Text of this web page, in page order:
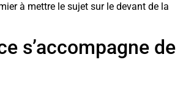
à mettre le sujet sur le devant de la
s’accompagne de